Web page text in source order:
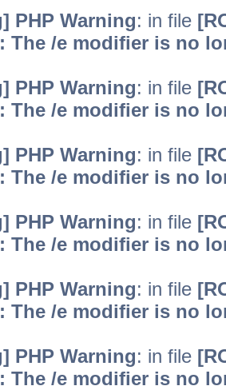
PHP Warning: in file
The /e modifier is no
PHP Warning: in file
The /e modifier is no
PHP Warning: in file
The /e modifier is no
PHP Warning: in file
The /e modifier is no
PHP Warning: in file
The /e modifier is no
PHP Warning: in file
The /e modifier is no